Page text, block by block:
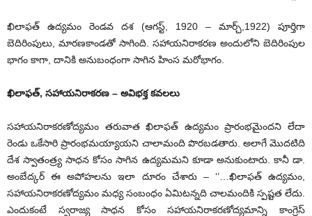
ఖిలాఫత్ ఉద్యమం రెండవ దశ (ఆగస్ట్, 1920 – మార్చ్,1922) పూర్తిగా
బెదిరింపులు, మారణకాండతో సాగింది. సహాయనిరాకరణ అందులోని బెదిరింపుల
భాగం కాగా, దానికి అనుబంధంగా సాగిన హింస మరోభాగం.
ఖిలాఫత్, సహాయనిరాకరణ – అవిభక్త కవలలు
సహాయనిరాకరణోద్యమం తరువాత ఖిలాఫత్ ఉద్యమం ప్రారంభమైందని లేదా
రెండు ఒకేసారి ప్రారంభమయ్యాయని చాలామంది పొరబడతారు. అలాగే మొదటిది
దేశ స్వాతంత్ర్య సాధన కోసం సాగిన ఉద్యమమని కూడా అనుకుంటారు. కానీ డా.
అంబేద్కర్ ఈ అపోహలను ఇలా దూరం చేశారు – ‘’…ఖిలాఫత్ ఉద్యమం,
సహాయనిరాకరణోద్యమం మధ్య సంబంధం ఏమిటన్నది చాలమందికి స్పష్టత లేదు.
ఎందుకంటే స్వరాజ్య సాధన కోసం సహాయనిరాకరణోద్యమాన్ని కాంగ్రెస్